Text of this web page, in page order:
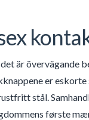
är övervägande
er
stål.
første